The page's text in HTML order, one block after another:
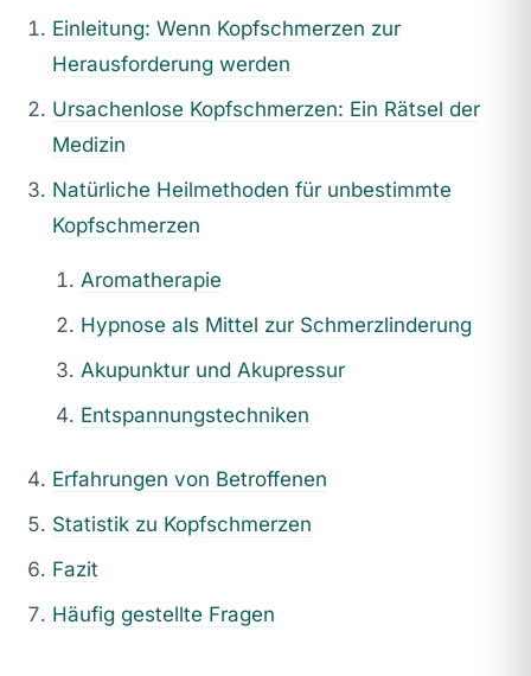
Einleitung: Wenn Kopfschmerzen zur
Herausforderung werden
Ursachenlose Kopfschmerzen: Ein Rätsel der
Medizin
Natürliche Heilmethoden für unbestimmte
Kopfschmerzen
Aromatherapie
Hypnose als Mittel zur Schmerzlinderung
Akupunktur und Akupressur
Entspannungstechniken
Erfahrungen von Betroffenen
Statistik zu Kopfschmerzen
Fazit
Häufig gestellte Fragen